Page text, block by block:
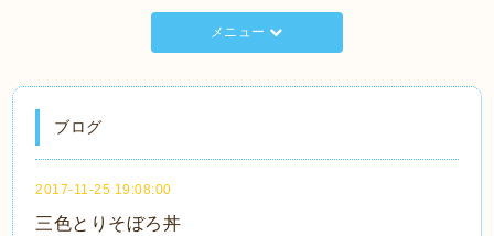
メニュー
ブログ
2017-11-25 19:08:00
三色とりそぼろ丼